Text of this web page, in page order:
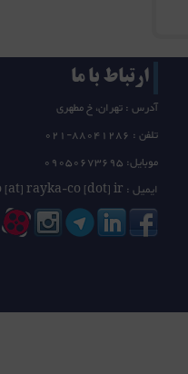
ارتباط با ما
آدرس : تهران، خ مطهری
تلفن : 21-88041286
0
موبایل: 09050673695
ایمیل : info [at] rayka-co [dot] ir